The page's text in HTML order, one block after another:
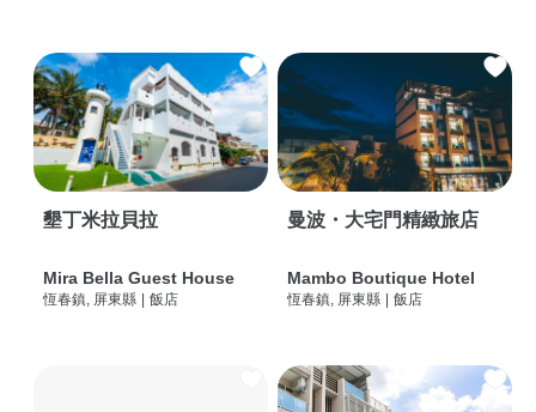
墾丁米拉貝拉
Mira Bella Guest House
恆春鎮, 屏東縣 飯店
曼波・大宅門精緻旅店
Mambo Boutique Hotel
恆春鎮, 屏東縣 飯店